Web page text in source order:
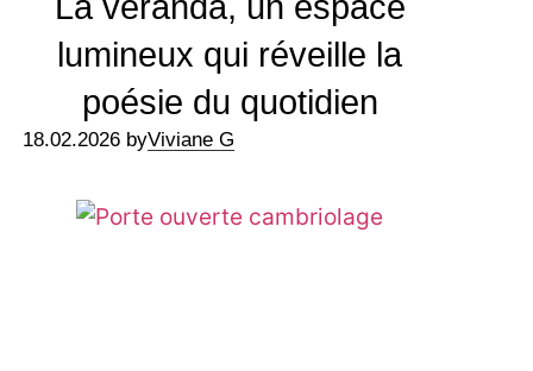
lumineux qui réveille la
poésie du quotidien
18.02.2026 byViviane G